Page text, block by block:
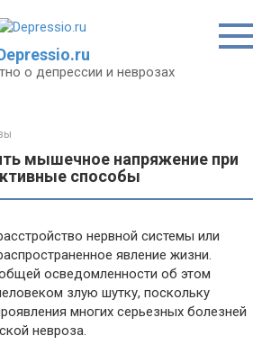
о депрессии и неврозах
мышечное напряжение при
способы
нервной системы или
явление жизни.
осведомленности об этом
злую шутку, поскольку
многих серьезных болезней
невроза.